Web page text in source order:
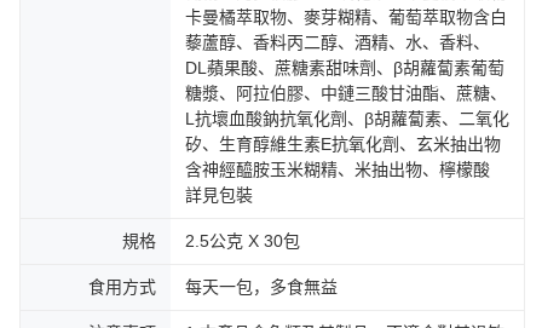
卡曼橘萃取物、麥芽糊精、葡萄萃取物含白
藜蘆醇、香料丙二醇、酒精、水、香料、
DL蘋果酸、蔗糖素甜味劑、β胡蘿蔔素葡萄
糖漿、阿拉伯膠、中鏈三酸甘油酯、蔗糖、
L抗壞血酸鈉抗氧化劑、β胡蘿蔔素、二氧化
矽、生育醇維生素E抗氧化劑、玄米抽出物
含神經醯胺玉米糊精、米抽出物、檸檬酸
詳見包裝
規格 2.5公克 X 30包
食用方式 每天一包，多食無益